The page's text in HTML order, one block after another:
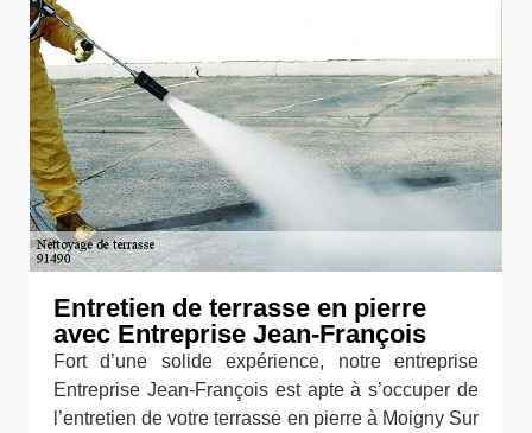
Entretien de terrasse en pierre
avec Entreprise Jean-François
Fort d’une solide expérience, notre entreprise
Entreprise Jean-François est apte à s’occuper de
l’entretien de votre terrasse en pierre à Moigny Sur